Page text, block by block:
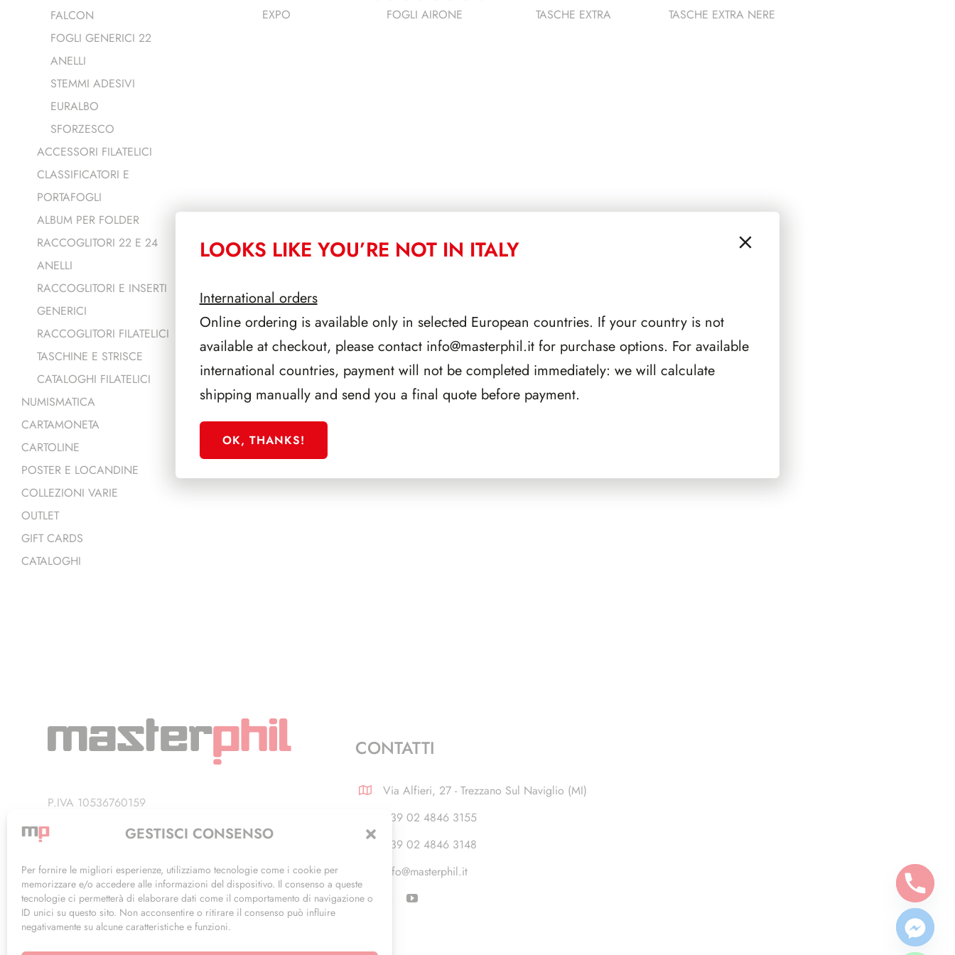
GESTISCI CONSENSO
Per fornire le migliori esperienze, utilizziamo tecnologie come i cookie per
memorizzare e/o accedere alle informazioni del dispositivo. Il consenso a queste
tecnologie ci permetterà di elaborare dati come il comportamento di navigazione o
ID unici su questo sito. Non acconsentire o ritirare il consenso può influire
negativamente su alcune caratteristiche e funzioni.
EXPO FOGLI AIRONE TASCHE EXTRA TASCHE EXTRA NERE
FALCON
FOGLI GENERICI 22
ANELLI
STEMMI ADESIVI
EURALBO
SFORZESCO
ACCESSORI FILATELICI
CLASSIFICATORI E
PORTAFOGLI
ALBUM PER FOLDER
RACCOGLITORI 22 E 24
ANELLI
RACCOGLITORI E INSERTI
GENERICI
RACCOGLITORI FILATELICI
TASCHINE E STRISCE
CATALOGHI FILATELICI
NUMISMATICA
CARTAMONETA
CARTOLINE
POSTER E LOCANDINE
COLLEZIONI VARIE
OUTLET
GIFT CARDS
CATALOGHI
P.IVA 10536760159
Privacy Policy
CONTATTI
Via Alfieri, 27 - Trezzano Sul Naviglio (MI)
+39 02 4846 3155
+39 02 4846 3148
info@masterphil.it
LOOKS LIKE YOU’RE NOT IN ITALY
International orders
Online ordering is available only in selected European countries. If your country is not
available at checkout, please contact info@masterphil.itfor purchase options. For available
international countries, payment will not be completed immediately: we will calculate
shipping manually and send you a final quote before payment.
OK, THANKS!